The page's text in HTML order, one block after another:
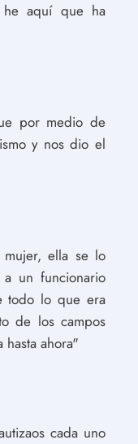
he aquí que ha
por medio de
y nos dio el
ella se lo
un funcionario
todo lo que era
de los campos
ahora"
cada uno